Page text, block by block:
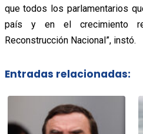
que todos los parlamentarios
país y en el crecimiento
Reconstrucción Nacional”, instó.
Entradas relacionadas: